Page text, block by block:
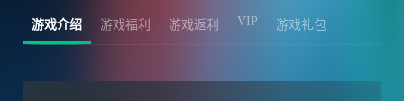
游戏介绍 游戏福利 游戏返利 VIP 游戏礼包